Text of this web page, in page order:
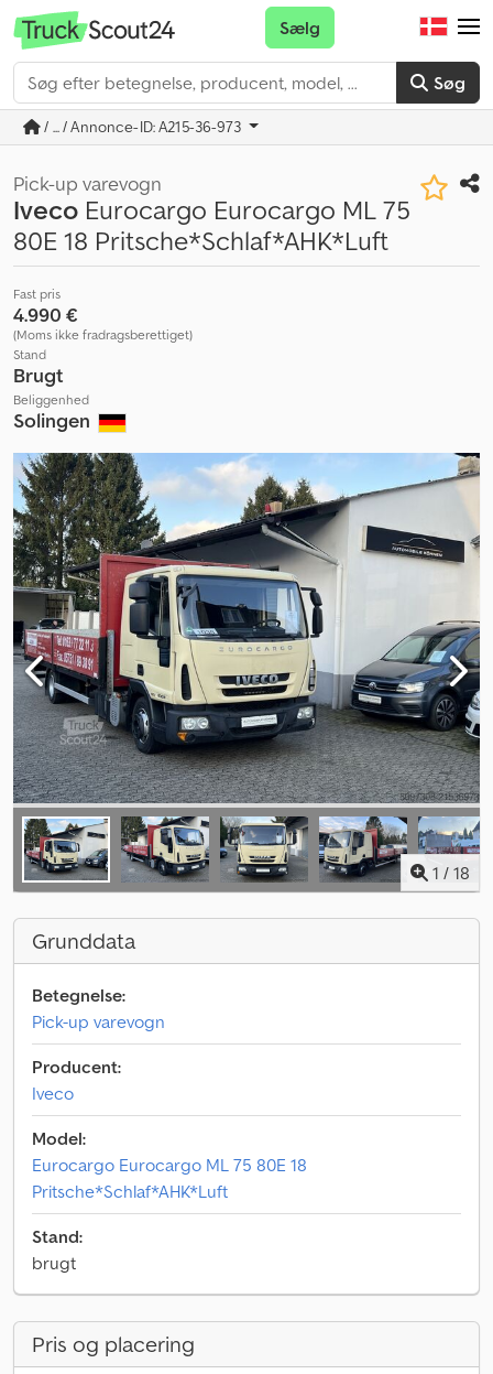
Søg
Sælg
/ ... / Annonce-ID: A215-36-973
Pick-up varevogn
Iveco Eurocargo Eurocargo ML 75
80E 18 Pritsche*Schlaf*AHK*Luft
Fast pris
4.990 €
(Moms ikke fradragsberettiget)
Stand
Brugt
Beliggenhed
Solingen
1 / 18
Grunddata
Betegnelse:
Pick-up varevogn
Producent:
Iveco
Model:
Eurocargo Eurocargo ML 75 80E 18
Pritsche*Schlaf*AHK*Luft
Stand:
brugt
Pris og placering